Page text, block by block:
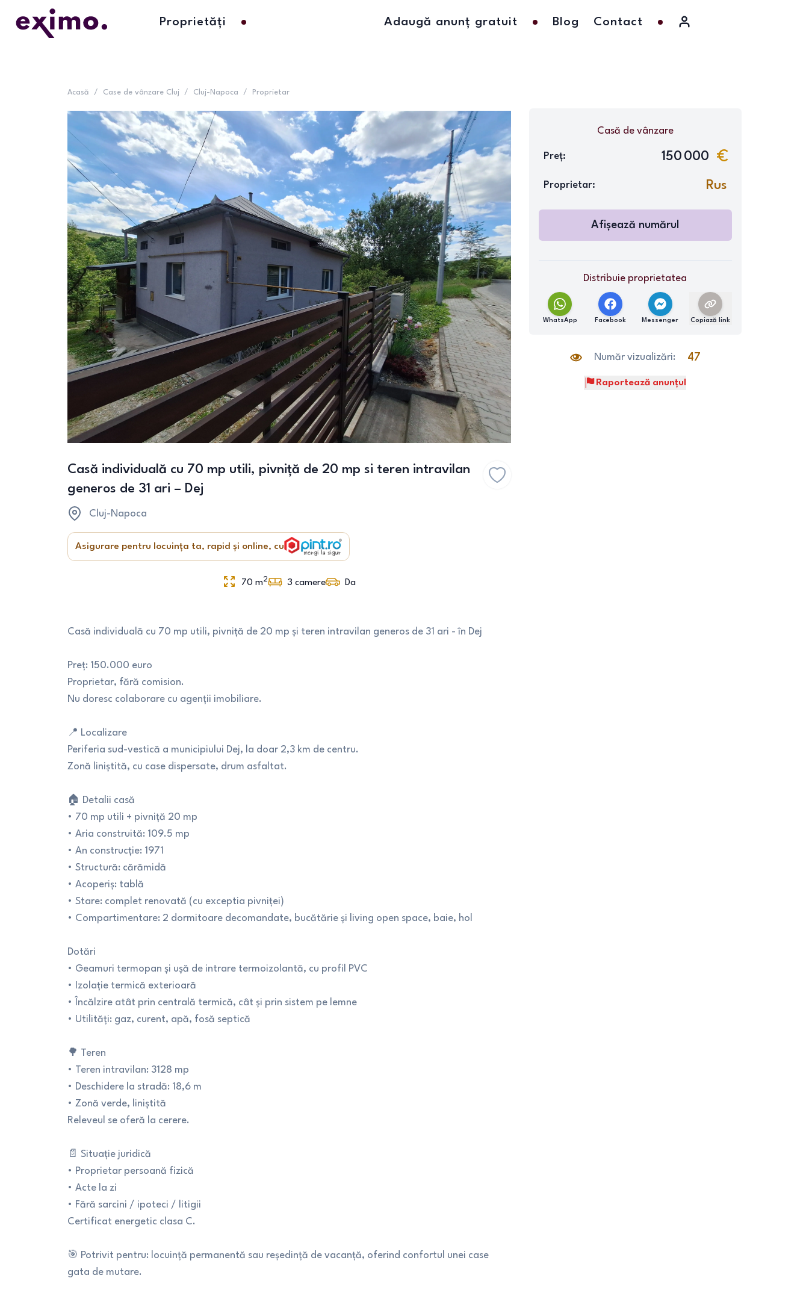
Proprietăți Adaugă anunț gratuit Blog Contact
Acasă / Case de vânzare Cluj / Cluj-Napoca / Proprietar
Casă individuală cu 70 mp utili, pivniță de 20 mp si teren intravilan
generos de 31 ari – Dej
Cluj-Napoca
Asigurare pentru locuința ta, rapid și online, cu
70 m2 3 camere Da
Casă individuală cu 70 mp utili, pivniță de 20 mp și teren intravilan generos de 31 ari - în Dej
Preț: 150.000 euro
Proprietar, fără comision.
Nu doresc colaborare cu agenții imobiliare.
📍 Localizare
Periferia sud-vestică a municipiului Dej, la doar 2,3 km de centru.
Zonă liniștită, cu case dispersate, drum asfaltat.
🏠 Detalii casă
• 70 mp utili + pivniță 20 mp
• Aria construită: 109.5 mp
• An construcție: 1971
• Structură: cărămidă
• Acoperiș: tablă
• Stare: complet renovată (cu exceptia pivniței)
• Compartimentare: 2 dormitoare decomandate, bucătărie și living open space, baie, hol
Dotări
• Geamuri termopan și ușă de intrare termoizolantă, cu profil PVC
• Izolație termică exterioară
• Încălzire atât prin centrală termică, cât și prin sistem pe lemne
• Utilități: gaz, curent, apă, fosă septică
🌳 Teren
• Teren intravilan: 3128 mp
• Deschidere la stradă: 18,6 m
• Zonă verde, liniștită
Releveul se oferă la cerere.
📄 Situație juridică
• Proprietar persoană fizică
• Acte la zi
• Fără sarcini / ipoteci / litigii
Certificat energetic clasa C.
🎯 Potrivit pentru: locuință permanentă sau reședință de vacanță, oferind confortul unei case
gata de mutare.
Casă de vânzare
Preț: 150 000
Proprietar: Rus
Afișează numărul
Distribuie proprietatea
WhatsApp Facebook Messenger Copiază link
Număr vizualizări: 47
Raportează anunțul